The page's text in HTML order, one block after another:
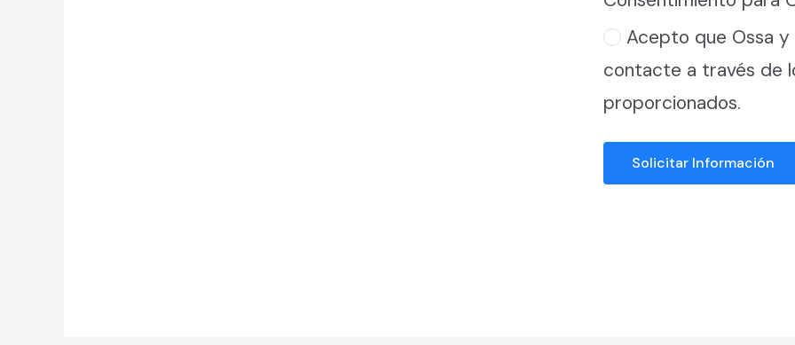
Acepto que Ossa
contacte a través de
proporcionados.
Solicitar Información